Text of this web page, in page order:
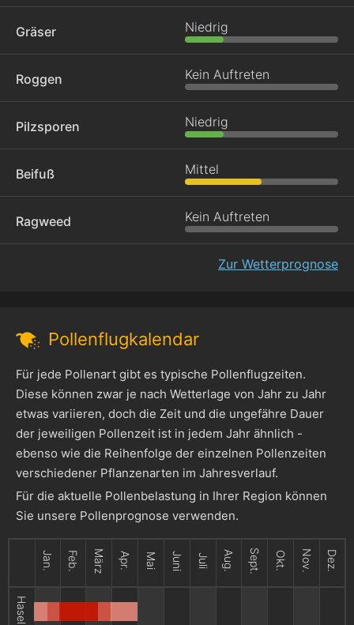
Gräser Niedrig
Roggen Kein Auftreten
Pilzsporen Niedrig
Beifuß Mittel
Ragweed Kein Auftreten
Zur Wetterprognose
Pollenflugkalendar
Für jede Pollenart gibt es typische Pollenflugzeiten.
Diese können zwar je nach Wetterlage von Jahr zu Jahr
etwas variieren, doch die Zeit und die ungefähre Dauer
der jeweiligen Pollenzeit ist in jedem Jahr ähnlich -
ebenso wie die Reihenfolge der einzelnen Pollenzeiten
verschiedener Pflanzenarten im Jahresverlauf.
Für die aktuelle Pollenbelastung in Ihrer Region können
Sie unsere Pollenprognose verwenden.
Jan. Feb. März Apr. Mai Juni Juli Aug. Sept. Okt. Nov. Dez.
Hasel